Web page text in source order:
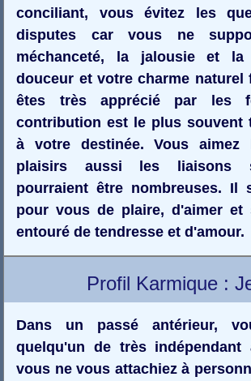
conciliant, vous évitez les
disputes car vous ne
méchanceté, la jalousie et la
douceur et votre charme naturel
êtes très apprécié par les
contribution est le plus souvent
à votre destinée. Vous
plaisirs aussi les liaisons
pourraient être nombreuses. Il
pour vous de plaire, d'aimer et
entouré de tendresse et d'amour.
Profil Karmique :
Dans un passé antérieur,
quelqu'un de très
vous ne vous attachiez à